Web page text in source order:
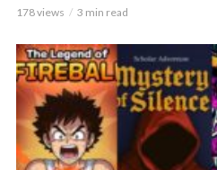
178 views 3 min read